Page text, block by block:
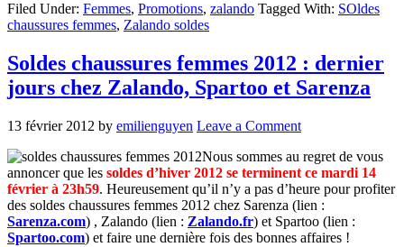
Filed Under: Femmes, Promotions, zalando Tagged With: SOldes
chaussures femmes, Zalando soldes
Soldes chaussures femmes 2012 : dernier
jours chez Zalando, Spartoo et Sarenza
13 février 2012 by emilienguyen Leave a Comment
Nous sommes au regret de vous
annoncer que les soldes d’hiver 2012 se terminent ce mardi 14
février à 23h59. Heureusement qu’il n’y a pas d’heure pour profiter
des soldes chaussures femmes 2012 chez Sarenza (lien :
Sarenza.com) , Zalando (lien : Zalando.fr) et Spartoo (lien :
Spartoo.com) et faire une dernière fois des bonnes affaires !